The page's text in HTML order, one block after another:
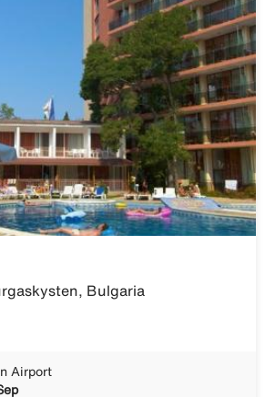
Bulgaria
Airport